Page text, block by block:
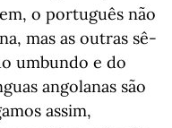
o português não
mas as outras sê-
umbundo e do
angolanas são
assim,